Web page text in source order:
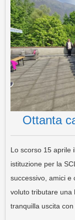
Ottanta
Lo scorso 15 aprile
istituzione per la
successivo, amici e
voluto tributare una
tranquilla uscita